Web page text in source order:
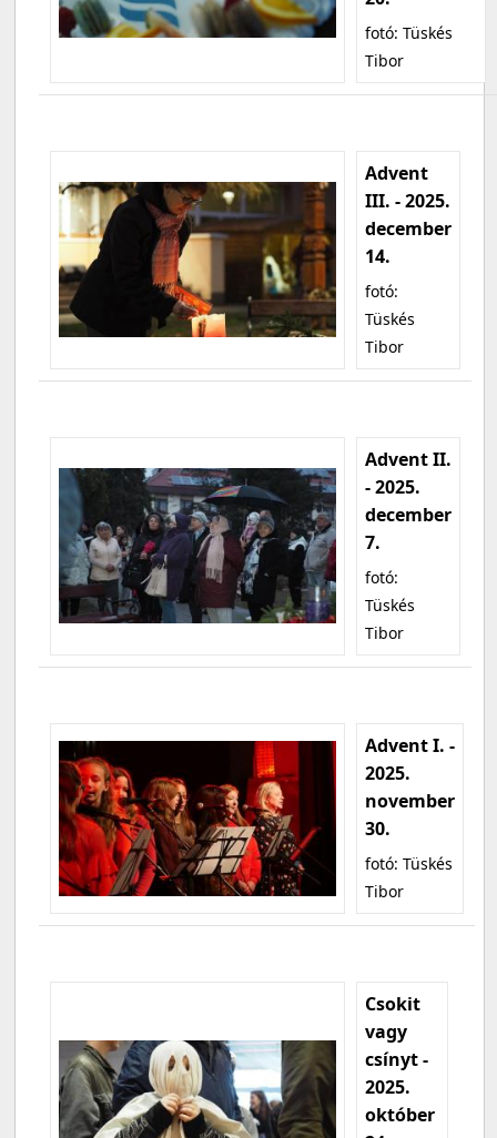
fotó: Tüskés
Tibor
Advent
III. - 2025.
december
14.
fotó:
Tüskés
Tibor
Advent II.
- 2025.
december
7.
fotó:
Tüskés
Tibor
Advent I. -
2025.
november
30.
fotó: Tüskés
Tibor
Csokit
vagy
csínyt -
2025.
október